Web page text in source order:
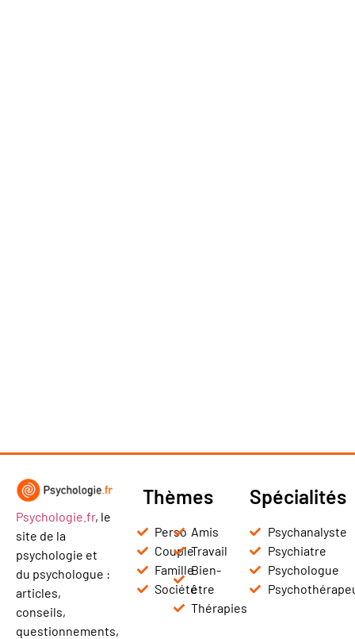
Psychologie.fr, le
site de la
psychologie et
du psychologue :
articles,
conseils,
questionnements,
Thèmes
Perso
Couple
Famille
Société
Amis
Travail
Bien-
être
Thérapies
Spécialités
Psychanalyste
Psychiatre
Psychologue